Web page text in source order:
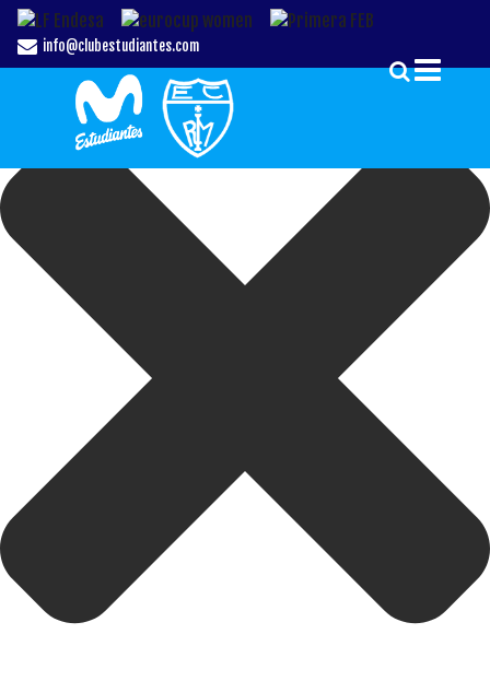
Gestionar el Consentimiento de las Cookies
info@clubestudiantes.com